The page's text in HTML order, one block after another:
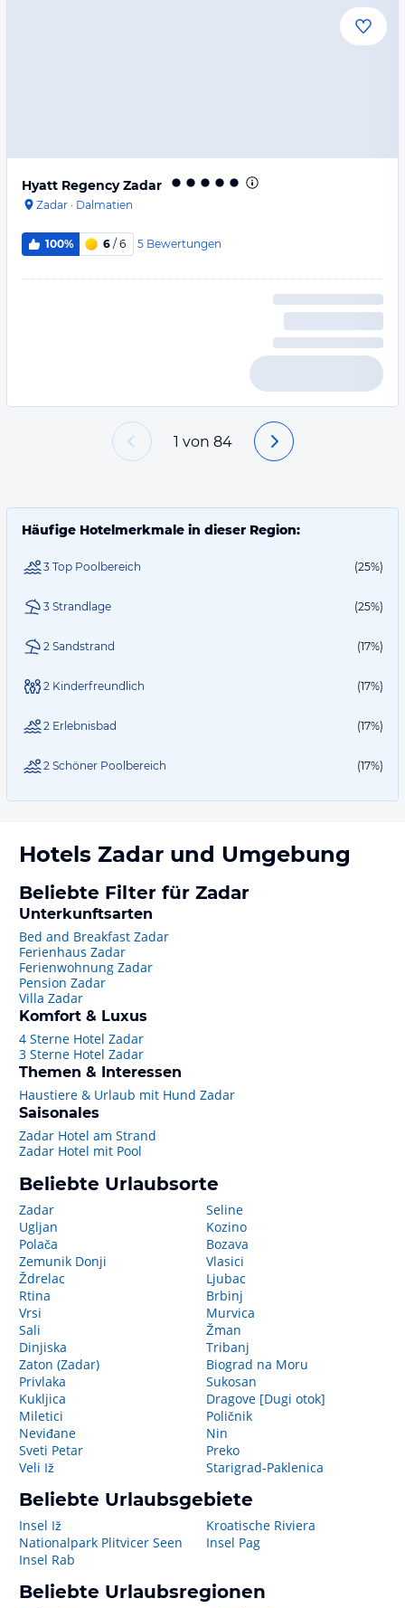
Hyatt Regency Zadar
Zadar · Dalmatien
100% 6 / 6 5 Bewertungen
1 von 84
Häufige Hotelmerkmale in dieser Region:
3 Top Poolbereich (25%)
3 Strandlage (25%)
2 Sandstrand (17%)
2 Kinderfreundlich (17%)
2 Erlebnisbad (17%)
2 Schöner Poolbereich (17%)
Hotels Zadar und Umgebung
Beliebte Filter für Zadar
Unterkunftsarten
Bed and Breakfast Zadar
Ferienhaus Zadar
Ferienwohnung Zadar
Pension Zadar
Villa Zadar
Komfort & Luxus
4 Sterne Hotel Zadar
3 Sterne Hotel Zadar
Themen & Interessen
Haustiere & Urlaub mit Hund Zadar
Saisonales
Zadar Hotel am Strand
Zadar Hotel mit Pool
Beliebte Urlaubsorte
Zadar
Ugljan
Polača
Zemunik Donji
Ždrelac
Rtina
Vrsi
Sali
Dinjiska
Zaton (Zadar)
Privlaka
Kukljica
Miletici
Neviđane
Sveti Petar
Veli Iž
Seline
Kozino
Bozava
Vlasici
Ljubac
Brbinj
Murvica
Žman
Tribanj
Biograd na Moru
Sukosan
Dragove [Dugi otok]
Poličnik
Nin
Preko
Starigrad-Paklenica
Beliebte Urlaubsgebiete
Insel Iž
Nationalpark Plitvicer Seen
Insel Rab
Kroatische Riviera
Insel Pag
Beliebte Urlaubsregionen